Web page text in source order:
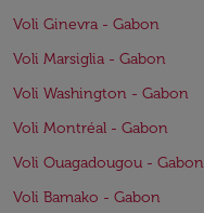
Voli Ginevra - Gabon
Voli Marsiglia - Gabon
Voli Washington - Gabon
Voli Montréal - Gabon
Voli Ouagadougou - Gabon
Voli Bamako - Gabon